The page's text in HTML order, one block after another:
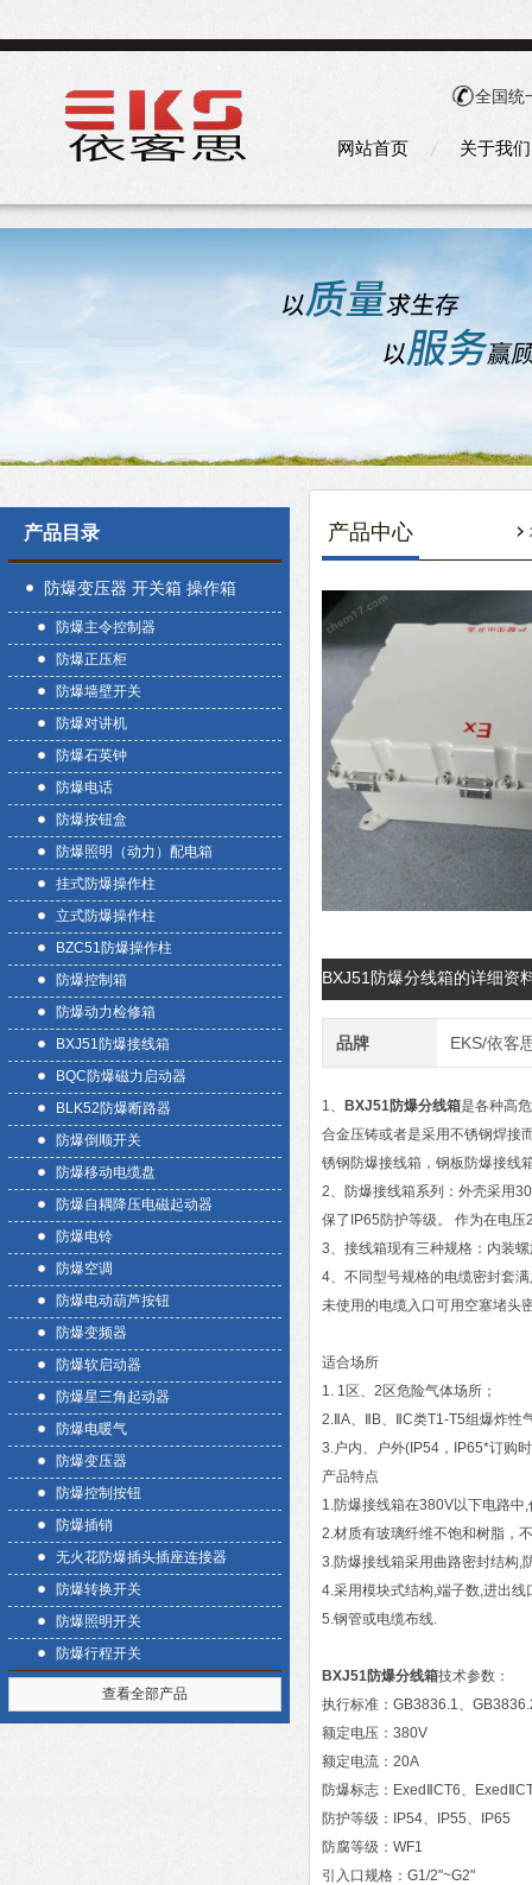
全国统
网站首页 关于我们
产品目录
防爆变压器 开关箱 操作箱
防爆主令控制器
防爆正压柜
防爆墙壁开关
防爆对讲机
防爆石英钟
防爆电话
防爆按钮盒
防爆照明（动力）配电箱
挂式防爆操作柱
立式防爆操作柱
BZC51防爆操作柱
防爆控制箱
防爆动力检修箱
BXJ51防爆接线箱
BQC防爆磁力启动器
BLK52防爆断路器
防爆倒顺开关
防爆移动电缆盘
防爆自耦降压电磁起动器
防爆电铃
防爆空调
防爆电动葫芦按钮
防爆变频器
防爆软启动器
防爆星三角起动器
防爆电暖气
防爆变压器
防爆控制按钮
防爆插销
无火花防爆插头插座连接器
防爆转换开关
防爆照明开关
防爆行程开关
查看全部产品
产品中心
BXJ51防爆分线箱的详细资
品牌 EKS/依客
1、 BXJ51防爆分线箱是各种高
合金压铸或者是采用不锈钢焊接
锈钢防爆接线箱，钢板防爆接线
2、防爆接线箱系列：外壳采用
保了IP65防护等级。 作为在电
3、接线箱现有三种规格：内装
4、不同型号规格的电缆密封套
未使用的电缆入口可用空塞堵头
适合场所
1. 1区、2区危险气体场所；
2.ⅡA、ⅡB、ⅡC类T1-T5组爆炸性
3.户内、户外(IP54，IP65*订购
产品特点
1.防爆接线箱在380V以下电路中
2.材质有玻璃纤维不饱和树脂，
3.防爆接线箱采用曲路密封结构,
4.采用模块式结构,端子数,进出
5.钢管或电缆布线.
BXJ51防爆分线箱技术参数：
执行标准：GB3836.1、
额定电压：380V
额定电流：20A
防爆标志：ExedⅡCT6、
防护等级：IP54、IP55、IP65
防腐等级：WF1
引入口规格：G1/2"~G2"